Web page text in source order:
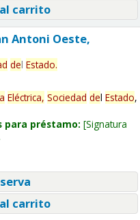
carrito
Antoni Oeste,
del Estado.
Eléctrica, Sociedad del Estado,
para préstamo: Signatura
carrito